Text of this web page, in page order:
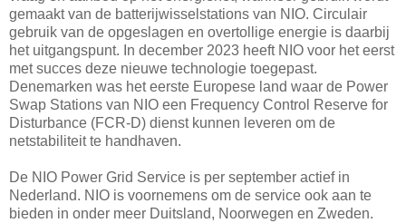
gemaakt van de batterijwisselstations van NIO. Circulair
gebruik van de opgeslagen en overtollige energie is daarbij
het uitgangspunt. In december 2023 heeft NIO voor het eerst
met succes deze nieuwe technologie toegepast.
Denemarken was het eerste Europese land waar de Power
Swap Stations van NIO een Frequency Control Reserve for
Disturbance (FCR-D) dienst kunnen leveren om de
netstabiliteit te handhaven.
De NIO Power Grid Service is per september actief in
Nederland. NIO is voornemens om de service ook aan te
bieden in onder meer Duitsland, Noorwegen en Zweden.